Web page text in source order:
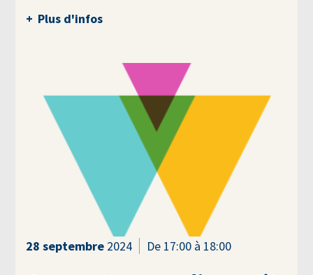
Plus d'infos
28 septembre 2024 De 17:00 à 18:00